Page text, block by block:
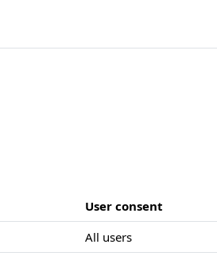
User consent
All users